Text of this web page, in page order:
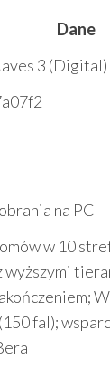
Dane
3 (Digital)
na PC
w 10
wyższymi
fal);